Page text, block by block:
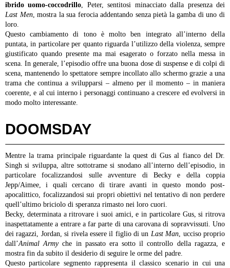
ibrido uomo-coccodrillo, Peter, sentitosi minacciato dalla presenza dei
Last Men, mostra la sua ferocia addentando senza pietà la gamba di uno di
loro.
Questo cambiamento di tono è molto ben integrato all’interno della
puntata, in particolare per quanto riguarda l’utilizzo della violenza, sempre
giustificato quando presente ma mai esagerato o forzato nella messa in
scena. In generale, l’episodio offre una buona dose di suspense e di colpi di
scena, mantenendo lo spettatore sempre incollato allo schermo grazie a una
trama che continua a svilupparsi – almeno per il momento – in maniera
coerente, e al cui interno i personaggi continuano a crescere ed evolversi in
modo molto interessante.
DOOMSDAY
Mentre la trama principale riguardante la quest di Gus al fianco del Dr.
Singh si sviluppa, altre sottotrame si snodano all’interno dell’episodio, in
particolare focalizzandosi sulle avventure di Becky e della coppia
Jepp/Aimee, i quali cercano di tirare avanti in questo mondo post-
apocalittico, focalizzandosi sui propri obiettivi nel tentativo di non perdere
quell’ultimo briciolo di speranza rimasto nei loro cuori.
Becky, determinata a ritrovare i suoi amici, e in particolare Gus, si ritrova
inaspettatamente a entrare a far parte di una carovana di sopravvissuti. Uno
dei ragazzi, Jordan, si rivela essere il figlio di un Last Man, ucciso proprio
dall’Animal Armyche in passato era sotto il controllo della ragazza, e
mostra fin da subito il desiderio di seguire le orme del padre.
Questo particolare segmento rappresenta il classico scenario in cui una